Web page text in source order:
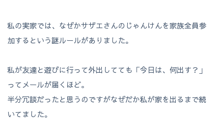
私の実家では、なぜかサザエさんのじゃんけんを家族全員参
加するという謎ルールがありました。
私が友達と遊びに行って外出してても「今日は、何出す？」
ってメールが届くほど。
半分冗談だったと思うのですがなぜだか私が家を出るまで続
いてました。